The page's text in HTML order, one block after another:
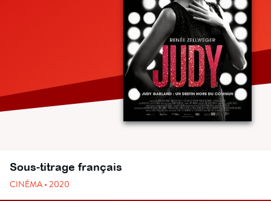
Sous-titrage français
CINÉMA • 2020